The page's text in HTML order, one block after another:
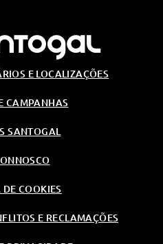
E LOCALIZAÇÕES
CAMPANHAS
SANTOGAL
COOKIES
E RECLAMAÇÕES